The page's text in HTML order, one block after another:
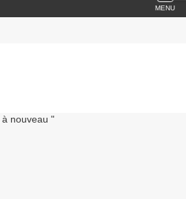
MENU